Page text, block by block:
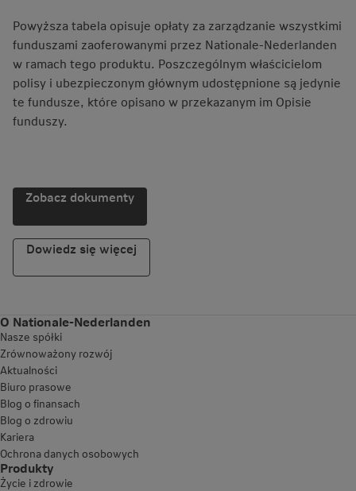
Powyższa tabela opisuje opłaty za zarządzanie wszystkimi
funduszami zaoferowanymi przez Nationale-Nederlanden
w ramach tego produktu. Poszczególnym właścicielom
polisy i ubezpieczonym głównym udostępnione są jedynie
te fundusze, które opisano w przekazanym im Opisie
funduszy.
Zobacz dokumenty
Dowiedz się więcej
O Nationale-Nederlanden
Nasze spółki
Zrównoważony rozwój
Aktualności
Biuro prasowe
Blog o finansach
Blog o zdrowiu
Kariera
Ochrona danych osobowych
Produkty
Życie i zdrowie